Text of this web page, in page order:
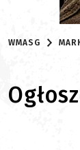
WMASG